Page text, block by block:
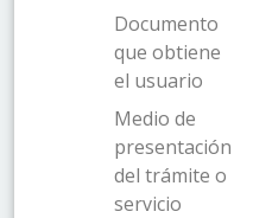
Documento
que obtiene
el usuario
Medio de
presentación
del trámite o
servicio